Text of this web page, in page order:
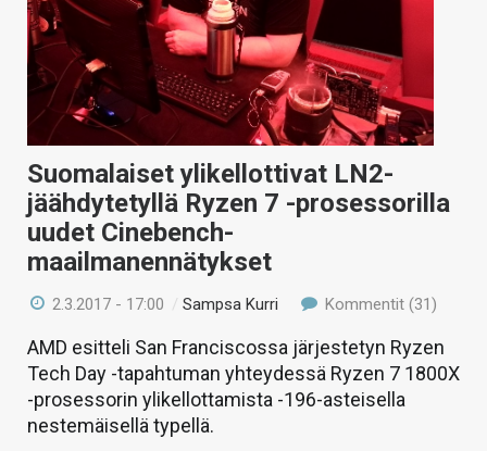
Suomalaiset ylikellottivat LN2-
jäähdytetyllä Ryzen 7 -prosessorilla
uudet Cinebench-
maailmanennätykset
2.3.2017 - 17:00 /Sampsa Kurri Kommentit (31)
AMD esitteli San Franciscossa järjestetyn Ryzen
Tech Day -tapahtuman yhteydessä Ryzen 7 1800X
-prosessorin ylikellottamista -196-asteisella
nestemäisellä typellä.